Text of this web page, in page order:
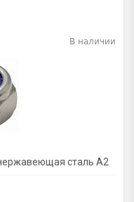
сталь A2
В наличии